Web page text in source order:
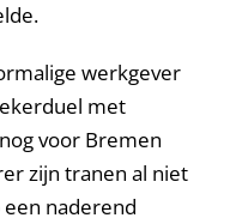
werkgever
met
voor Bremen
zijn tranen al niet
naderend